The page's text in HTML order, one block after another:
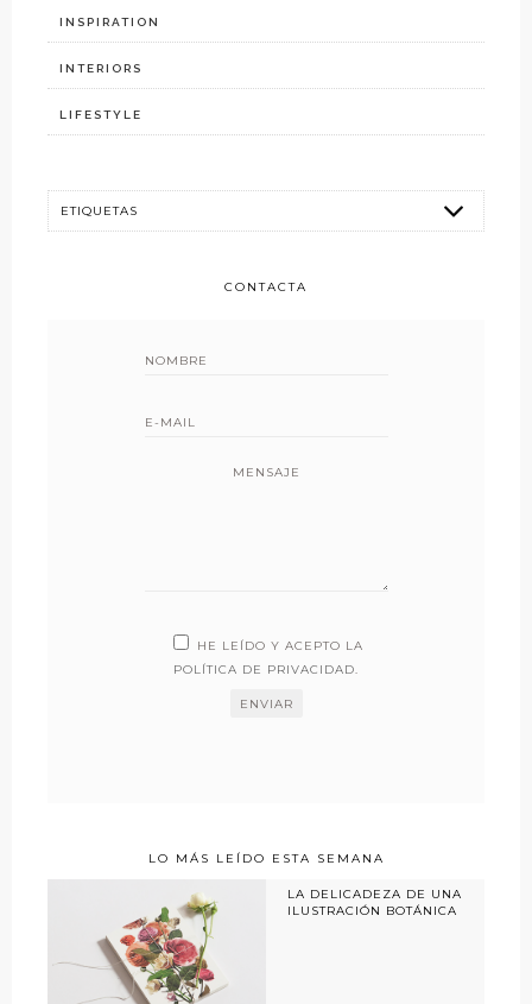
INSPIRATION
INTERIORS
LIFESTYLE
CONTACTA
MENSAJE
HE LEÍDO Y ACEPTO LA
POLÍTICA DE PRIVACIDAD.
LO MÁS LEÍDO ESTA SEMANA
LA DELICADEZA DE UNA
ILUSTRACIÓN BOTÁNICA